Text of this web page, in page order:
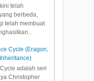
telah
berbeda,
telah membuat
Cycle (Eragon,
adalah seri
Christopher